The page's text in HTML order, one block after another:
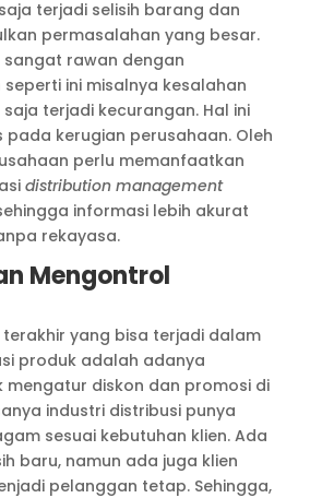
terjadi selisih barang dan
permasalahan yang besar.
sangat rawan dengan
ini misalnya kesalahan
terjadi kecurangan. Hal ini
pada kerugian perusahaan. Oleh
perlu memanfaatkan
distribution management
informasi lebih akurat
rekayasa.
Mengontrol
yang bisa terjadi dalam
produk adalah adanya
mengatur diskon dan promosi di
industri distribusi punya
sesuai kebutuhan klien. Ada
baru, namun ada juga klien
pelanggan tetap. Sehingga,